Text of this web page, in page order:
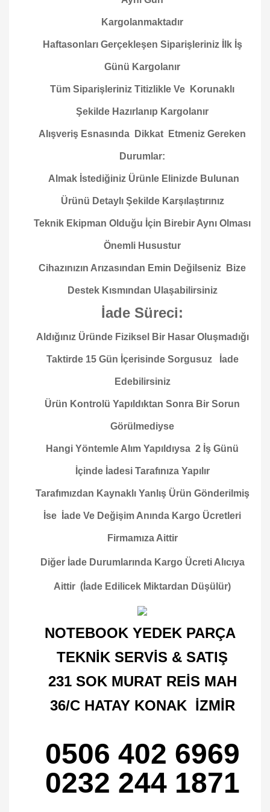
Kargolanmaktadır
Haftasonları Gerçekleşen Siparişleriniz İlk İş
Günü Kargolanır
Tüm Siparişleriniz Titizlikle Ve Korunaklı
Şekilde Hazırlanıp Kargolanır
Alışveriş Esnasında Dikkat Etmeniz Gereken
Durumlar:
Almak İstediğiniz Ürünle Elinizde Bulunan
Ürünü Detaylı Şekilde Karşılaştırınız
Teknik Ekipman Olduğu İçin Birebir Aynı Olması
Önemli Husustur
Cihazınızın Arızasından Emin Değilseniz Bize
Destek Kısmından Ulaşabilirsiniz
İade Süreci:
Aldığınız Üründe Fiziksel Bir Hasar Oluşmadığı
Taktirde 15 Gün İçerisinde Sorgusuz İade
Edebilirsiniz
Ürün Kontrolü Yapıldıktan Sonra Bir Sorun
Görülmediyse
Hangi Yöntemle Alım Yapıldıysa 2 İş Günü
İçinde İadesi Tarafınıza Yapılır
Tarafımızdan Kaynaklı Yanlış Ürün Gönderilmiş
İse İade Ve Değişim Anında Kargo Ücretleri
Firmamıza Aittir
Diğer İade Durumlarında Kargo Ücreti Alıcıya
Aittir (İade Edilicek Miktardan Düşülür)
NOTEBOOK YEDEK PARÇA
TEKNİK SERVİS & SATIŞ
231 SOK MURAT REİS MAH
36/C HATAY KONAK İZMİR
0506 402 6969
0232 244 1871